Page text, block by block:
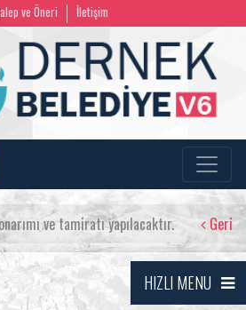
ve Öneri İletişim
ve tamiratı yapılacaktır. Geri
HIZLI MENU